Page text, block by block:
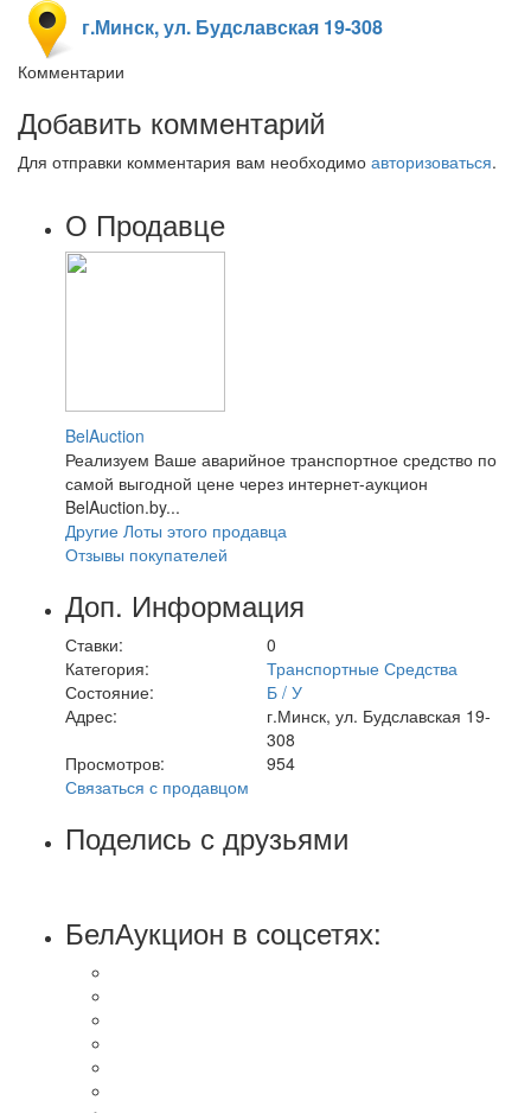
г.Минск, ул. Будславская 19-308
Комментарии
Добавить комментарий
Для отправки комментария вам необходимо авторизоваться.
О Продавце
BelAuction
Реализуем Ваше аварийное транспортное средство по
самой выгодной цене через интернет-аукцион
BelAuction.by...
Другие Лоты этого продавца
Отзывы покупателей
Доп. Информация
Ставки:
0
Категория:
Транспортные Средства
Состояние:
Б / У
Адрес:
г.Минск, ул. Будславская 19-
308
Просмотров:
954
Связаться с продавцом
Поделись с друзьями
БелАукцион в соцсетях: